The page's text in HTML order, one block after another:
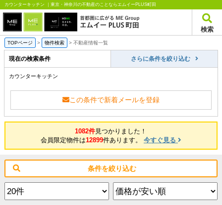
カウンターキッチン ｜東京・神奈川の不動産のことならエムイーPLUS町田
検索
TOPページ > 物件検索 > 不動産情報一覧
現在の検索条件 さらに条件を絞り込む
カウンターキッチン
この条件で新着メールを登録
1082件見つかりました！
会員限定物件は12899件あります。 今すぐ見る
条件を絞り込む